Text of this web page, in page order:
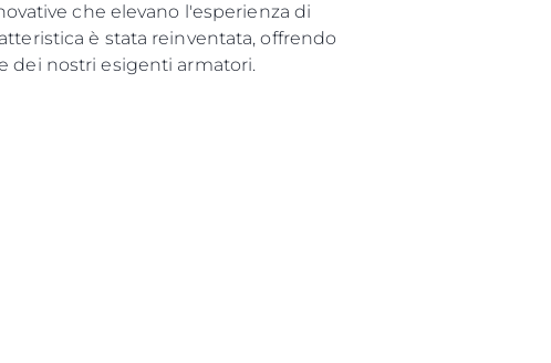
che elevano l'esperienza di
è stata reinventata, offrendo
dei nostri esigenti armatori.